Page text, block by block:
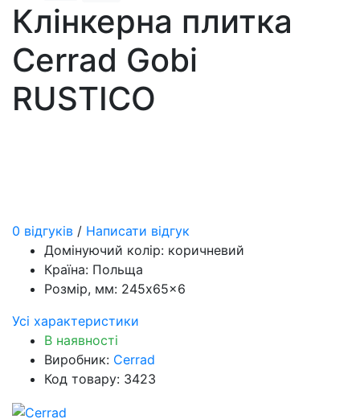
Клінкерна плитка
Cerrad Gobi
RUSTICO
0 відгуків / Написати відгук
Домінуючий колір: коричневий
Країна: Польща
Розмір, мм: 245x65x6
Усі характеристики
В наявності
Виробник: Cerrad
Код товару: 3423